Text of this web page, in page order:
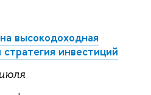
высокодоходная
стратегия инвестиций